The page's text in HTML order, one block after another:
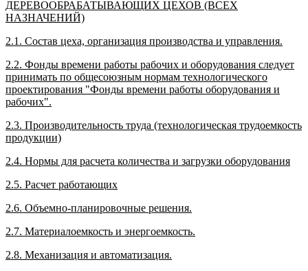
ДЕРЕВООБРАБАТЫВАЮЩИХ ЦЕХОВ (ВСЕХ
НАЗНАЧЕНИЙ)
2.1. Состав цеха, организация производства и управления.
2.2. Фонды времени работы рабочих и оборудования следует
принимать по общесоюзным нормам технологического
проектирования "Фонды времени работы оборудования и
рабочих".
2.3. Производительность труда (технологическая трудоемкость
продукции)
2.4. Нормы для расчета количества и загрузки оборудования
2.5. Расчет работающих
2.6. Объемно-планировочные решения.
2.7. Материалоемкость и энергоемкость.
2.8. Механизация и автоматизация.